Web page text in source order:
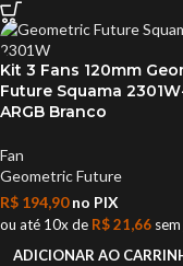
Kit 3 Fans 120mm
Future Squama
ARGB Branco
Fan
Geometric Future
R$ 194,90no PIX
ou até 10x de R$21,66
ADICIONAR AO